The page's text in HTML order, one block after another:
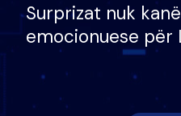
Surprizat nuk
emocionuese për
nëna dhe fëmijët
nuk i mban dot